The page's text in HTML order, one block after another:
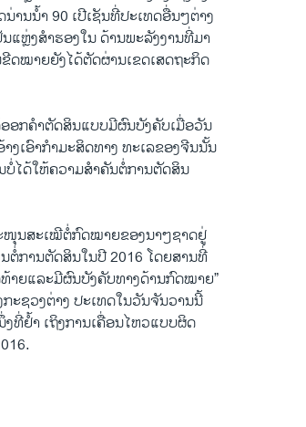
ານນ້ຳ 90 ເປີເຊັນທີ່ປະເທດອື່ນໆຕ່າງ
ແຫຼ່ງສຳຮອງໃນ ດ້ານພະລັງງານທີ່ມາ
ດໝາຍຍັງໄດ້ຕັດຜ່ານເຂດເສດຖະກິດ
ອກຄຳຕັດສິນແບບມີຜົນບັງຄັບເມື່ອວັນ
ງເອົາກຳມະສິດທາງ ທະເລຂອງຈີນນັ້ນ
ໄດ້ໃຫ້ຄວາມສຳຄັນຕໍ່ການຕັດສິນ
ນສະເໝີຕໍ່ກົດໝາຍຂອງນາໆຊາດຢູ່
ການຕັດສິນໃນປີ 2016 ໂດຍສານທີ່
າຍແລະມີຜົນບັງຄັບທາງດ້ານກົດໝາຍ”
ະຊວງຕ່າງ ປະເທດໃນວັນຈັນວານນີ້
ທີ່ຢ້ຳ ເຖິງການເຄື່ອນໄຫວແບບຜິດ